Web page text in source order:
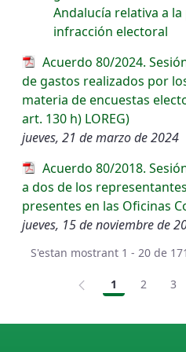
Andalucía relativa a
infracción electoral
Acuerdo 80/2024.
de gastos realizados por
materia de encuestas
art. 130 h) LOREG)
jueves, 21 de marzo de 2024
Acuerdo 80/2018.
a dos de los
presentes en las Oficinas
jueves, 15 de noviembre de
S'estan mostrant 1 - 20 de
Pàgina
1 Pàgina
2 3